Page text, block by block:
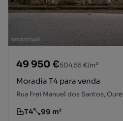
49 950 €504,55 €/m²
Moradia T4 para venda
Tipologia
T4
Preço por metro quadrado
99 m²